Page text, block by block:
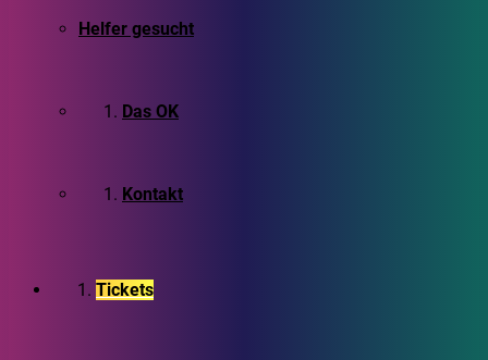
Helfer gesucht
Das OK
Kontakt
Tickets